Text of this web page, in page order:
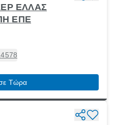
ΕΛΛΑΣ
ΕΠΕ
Τώρα